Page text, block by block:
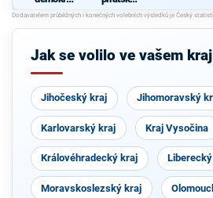
cká strana
s podporou
TOP 09 a
h starostů
strana
Jak se volilo ve vašem
Jihočeský kraj Jihomoravský
Karlovarský kraj Kraj Vysočina
Královéhradecký kraj
Moravskoslezský kraj